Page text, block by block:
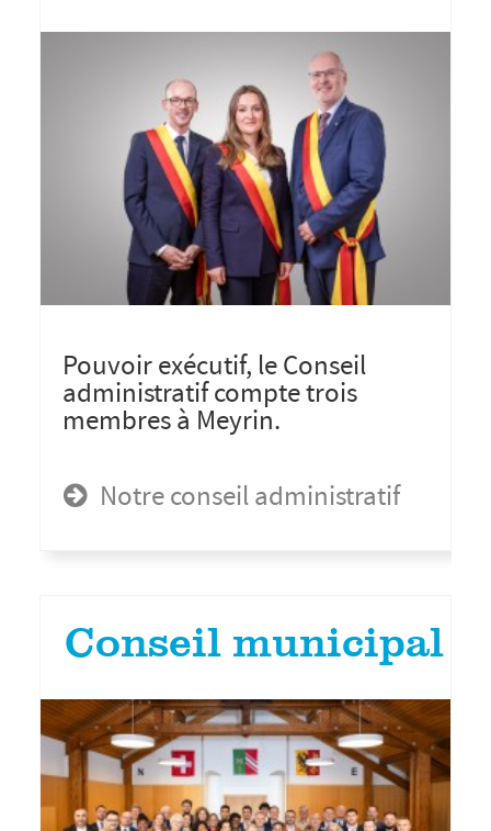
Pouvoir exécutif, le Conseil
administratif compte trois
membres à Meyrin.
Notre conseil administratif
Conseil municipal